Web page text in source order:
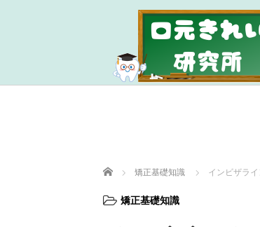
ホーム 矯正基礎知識 インビザラ
矯正基礎知識